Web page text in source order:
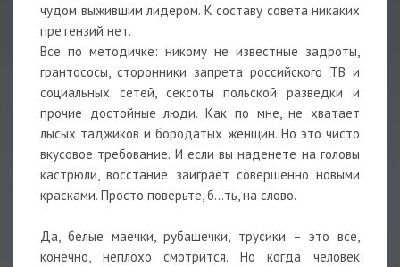
чудом выжившим лидером. К составу совета никаких
претензий нет.
Все по методичке: никому не известные задроты,
грантососы, сторонники запрета российского ТВ и
социальных сетей, сексоты польской разведки и
прочие достойные люди. Как по мне, не хватает
лысых таджиков и бородатых женщин. Но это чисто
вкусовое требование. И если вы наденете на головы
кастрюли, восстание заиграет совершенно новыми
красками. Просто поверьте, б…ть, на слово.
Да, белые маечки, рубашечки, трусики – это все,
конечно, неплохо смотрится. Но когда человек